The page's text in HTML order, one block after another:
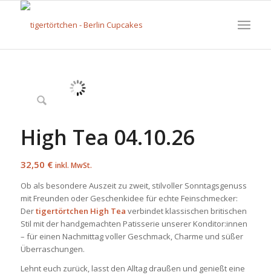
High Tea 04.10.26
32,50 € inkl. MwSt.
Ob als besondere Auszeit zu zweit, stilvoller Sonntagsgenuss
mit Freunden oder Geschenkidee für echte Feinschmecker:
Dertigertörtchen High Tea verbindet klassischen britischen
Stil mit der handgemachten Patisserie unserer Konditor:innen
– für einen Nachmittag voller Geschmack, Charme und süßer
Überraschungen.
Lehnt euch zurück, lasst den Alltag draußen und genießt eine